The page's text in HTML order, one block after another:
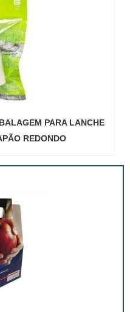
PARA LANCHE
REDONDO